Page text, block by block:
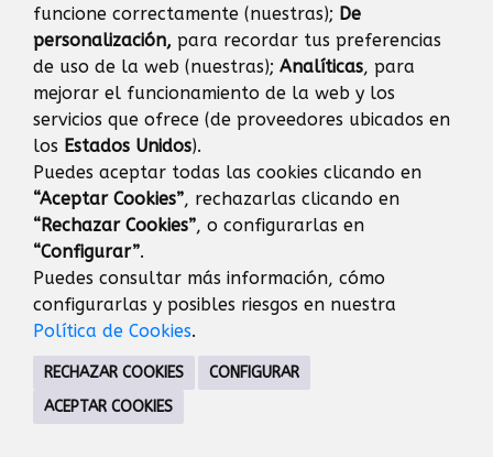
funcione correctamente (nuestras); De
personalización, para recordar tus preferencias
de uso de la web (nuestras); Analíticas, para
mejorar el funcionamiento de la web y los
servicios que ofrece (de proveedores ubicados en
los Estados Unidos).
Puedes aceptar todas las cookies clicando en
“Aceptar Cookies”, rechazarlas clicando en
“Rechazar Cookies”, o configurarlas en
“Configurar”.
Puedes consultar más información, cómo
configurarlas y posibles riesgos en nuestra
Política de Cookies.
RECHAZAR COOKIES
CONFIGURAR
ACEPTAR COOKIES
Eventos Día Semana Mes Año
Anterior jueves10septiembre Siguiente
JUVENTUD
C/ Dr. Calero, 37 28221 Majadahonda Madrid
91 634 91 20
CONTACTO
MAPA WEB
AVISO LEGAL
PROTECCIÓN DE DATOS